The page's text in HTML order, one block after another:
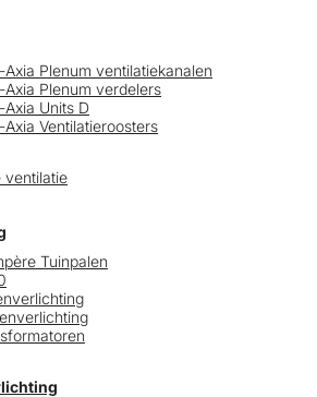
Axia Plenum ventilatiekanalen
Axia Plenum verdelers
Axia Units D
Axia Ventilatieroosters
ventilatie
Tuinpalen